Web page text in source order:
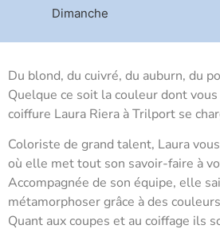
Dimanche
Du blond, du cuivré, du auburn, du
Quelque ce soit la couleur dont
coiffure Laura Riera à Trilport se
Coloriste de grand talent, Laura
où elle met tout son savoir-faire à
Accompagnée de son équipe, elle
métamorphoser grâce à des
Quant aux coupes et au coiffage ils